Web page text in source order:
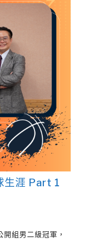
生涯 Part 1
組男二級冠軍，